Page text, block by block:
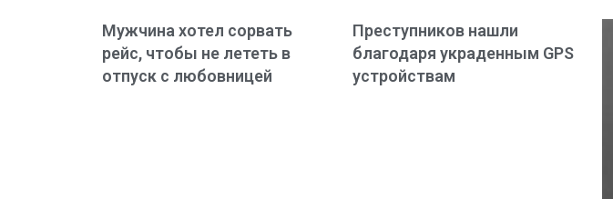
Мужчина хотел сорвать
рейс, чтобы не лететь в
отпуск с любовницей
Преступников нашли
благодаря украденным GPS
устройствам